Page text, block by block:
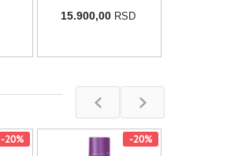
15.900,00 RSD
-20% -20%